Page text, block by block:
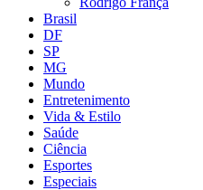
Brasil
DF
SP
MG
Mundo
Entretenimento
Vida & Estilo
Saúde
Ciência
Esportes
Especiais